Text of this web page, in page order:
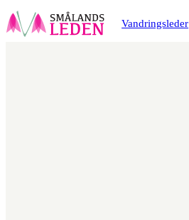
Vandringsleder